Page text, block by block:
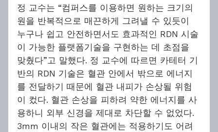
정 교수는 “컴퍼스를 이용하면 원하는 크기의
원을 반복적으로 매끈하게 그려낼 수 있듯이
누구나 쉽고 안전하면서도 효과적인 RDN 시술
이 가능한 플랫폼기술을 구현하는 데 초점을
맞췄다”고 말했다. 정 교수에 따르면 카테터 기
반의 RDN 기술은 혈관 안에서 밖으로 에너지
를 전달하기 때문에 혈관 내피가 손상될 위험
이 컸다. 혈관 손상을 피하려 약한 에너지를 사
용하니 외부 신경을 제대로 차단할 수 없었다.
3mm 이내의 작은 혈관에는 적용하기도 어려